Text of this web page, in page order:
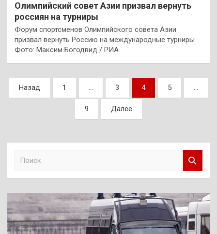
Олимпийский совет Азии призвал вернуть
россиян на турниры
Форум спортсменов Олимпийского совета Азии
призвал вернуть Россию на международные турниры
Фото: Максим Богодвид / РИА…
Пагинация
записей
Назад 1 … 3 4 5 …
9 Далее
к